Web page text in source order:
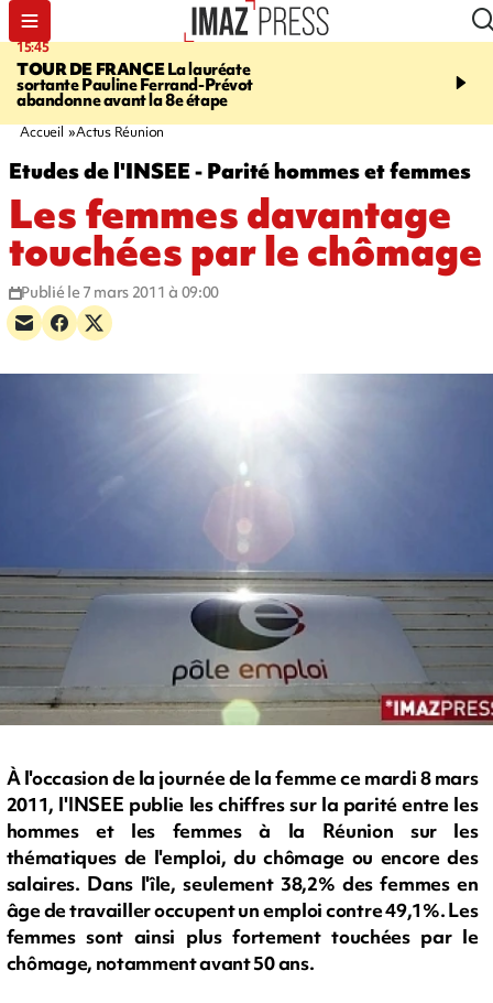
15:45
TOUR DE FRANCELa lauréate
sortante Pauline Ferrand-Prévot
abandonne avant la 8e étape
20:17
routière, concours de
Accueil Actus Réunion
Etudes de l'INSEE - Parité hommes et femmes
Les femmes davantage
touchées par le chômage
Publié le 7 mars 2011 à 09:00
À l'occasion de la journée de la femme ce mardi 8 mars
2011, l'INSEE publie les chiffres sur la parité entre les
hommes et les femmes à la Réunion sur les
thématiques de l'emploi, du chômage ou encore des
salaires. Dans l'île, seulement 38,2% des femmes en
âge de travailler occupent un emploi contre 49,1%. Les
femmes sont ainsi plus fortement touchées par le
chômage, notamment avant 50 ans.